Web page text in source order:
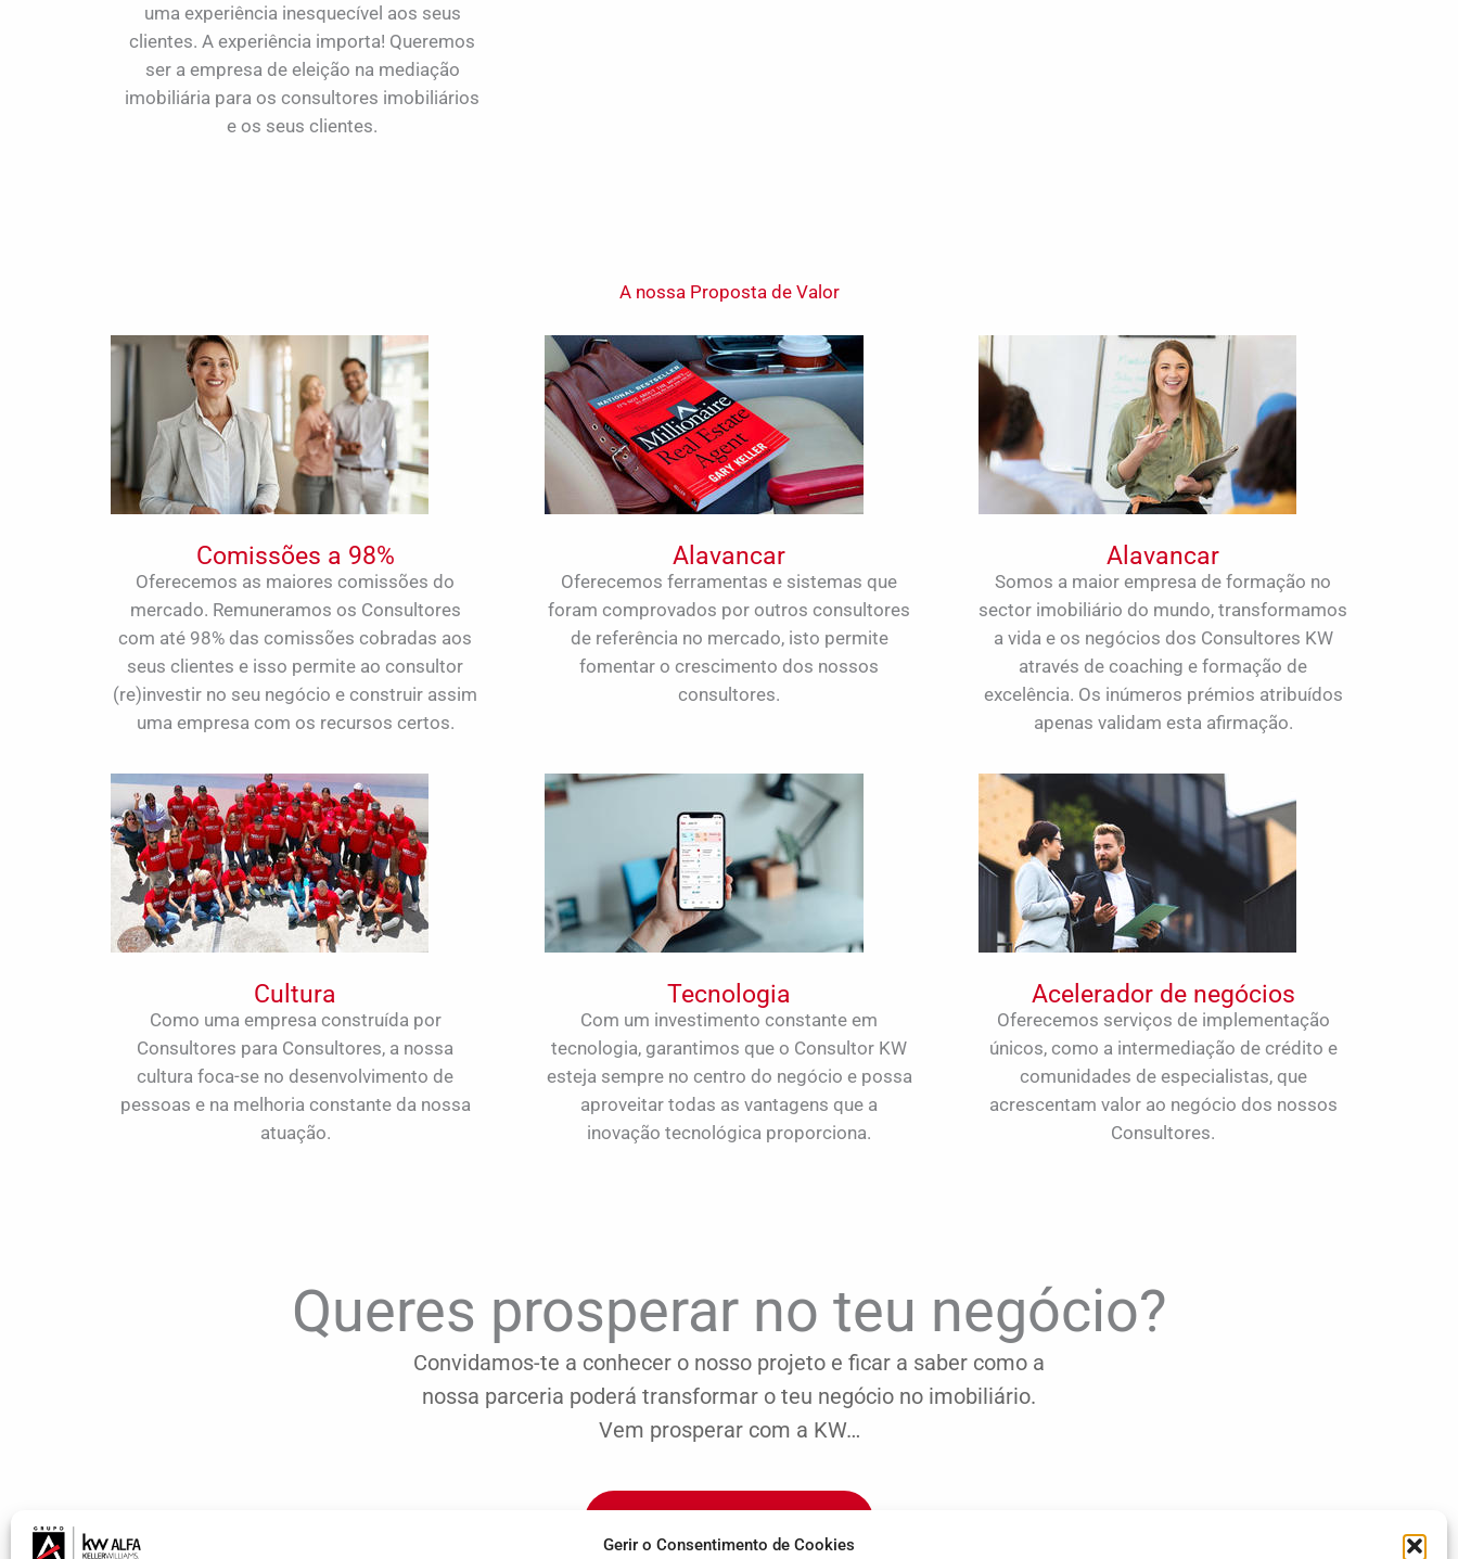
Gerir o Consentimento de Cookies
uma experiência inesquecível aos seus
clientes. A experiência importa! Queremos
ser a empresa de eleição na mediação
imobiliária para os consultores imobiliários
e os seus clientes.
A nossa Proposta de Valor
Comissões a 98%
Oferecemos as maiores comissões do
mercado. Remuneramos os Consultores
com até 98% das comissões cobradas aos
seus clientes e isso permite ao consultor
(re)investir no seu negócio e construir assim
uma empresa com os recursos certos.
Alavancar
Oferecemos ferramentas e sistemas que
foram comprovados por outros consultores
de referência no mercado, isto permite
fomentar o crescimento dos nossos
consultores.
Alavancar
Somos a maior empresa de formação no
sector imobiliário do mundo, transformamos
a vida e os negócios dos Consultores KW
através de coaching e formação de
excelência. Os inúmeros prémios atribuídos
apenas validam esta afirmação.
Cultura
Como uma empresa construída por
Consultores para Consultores, a nossa
cultura foca-se no desenvolvimento de
pessoas e na melhoria constante da nossa
atuação.
Tecnologia
Com um investimento constante em
tecnologia, garantimos que o Consultor KW
esteja sempre no centro do negócio e possa
aproveitar todas as vantagens que a
inovação tecnológica proporciona.
Acelerador de negócios
Oferecemos serviços de implementação
únicos, como a intermediação de crédito e
comunidades de especialistas, que
acrescentam valor ao negócio dos nossos
Consultores.
Queres prosperar no teu negócio?
Convidamos-te a conhecer o nosso projeto e ficar a saber como a
nossa parceria poderá transformar o teu negócio no imobiliário.
Vem prosperar com a KW…